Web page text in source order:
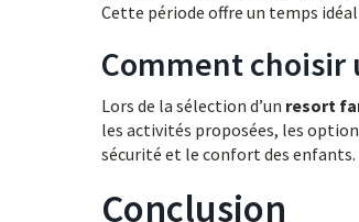
Cette période offre un temps
Comment choisir
Lors de la sélection d’un resort
les activités proposées, les
sécurité et le confort des enfants.
Conclusion